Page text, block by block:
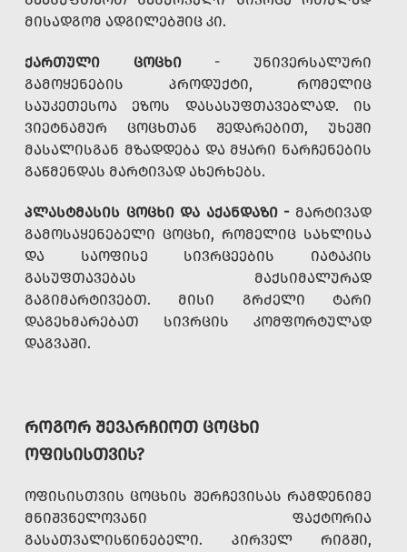
ᲛᲘᲡᲐᲓᲒᲝᲛ ᲐᲓᲒᲘᲚᲔᲑᲨᲘᲪ ᲙᲘ.
ᲥᲐᲠᲗᲣᲚᲘ ᲪᲝᲪᲮᲘ- ᲣᲜᲘᲕᲔᲠᲡᲐᲚᲣᲠᲘ
ᲒᲐᲛᲝᲧᲔᲜᲔᲑᲘᲡ ᲞᲠᲝᲓᲣᲥᲢᲘ, ᲠᲝᲛᲔᲚᲘᲪ
ᲡᲐᲣᲙᲔᲗᲔᲡᲝᲐ ᲔᲖᲝᲡ ᲓᲐᲡᲐᲡᲣᲤᲗᲐᲕᲔᲑᲚᲐᲓ. ᲘᲡ
ᲕᲘᲔᲢᲜᲐᲛᲣᲠ ᲪᲝᲪᲮᲗᲐᲜ ᲨᲔᲓᲐᲠᲔᲑᲘᲗ, ᲣᲮᲔᲨᲘ
ᲛᲐᲡᲐᲚᲘᲡᲒᲐᲜ ᲛᲖᲐᲓᲓᲔᲑᲐ ᲓᲐ ᲛᲧᲐᲠᲘ ᲜᲐᲠᲩᲔᲜᲔᲑᲘᲡ
ᲒᲐᲬᲛᲔᲜᲓᲐᲡ ᲛᲐᲠᲢᲘᲕᲐᲓ ᲐᲮᲔᲠᲮᲔᲑᲡ.
ᲞᲚᲐᲡᲢᲛᲐᲡᲘᲡ ᲪᲝᲪᲮᲘ ᲓᲐ ᲐᲥᲐᲜᲓᲐᲖᲘ - ᲛᲐᲠᲢᲘᲕᲐᲓ
ᲒᲐᲛᲝᲡᲐᲧᲔᲜᲔᲑᲔᲚᲘ ᲪᲝᲪᲮᲘ, ᲠᲝᲛᲔᲚᲘᲪ ᲡᲐᲮᲚᲘᲡᲐ
ᲓᲐ ᲡᲐᲝᲤᲘᲡᲔ ᲡᲘᲕᲠᲪᲔᲔᲑᲘᲡ ᲘᲐᲢᲐᲙᲘᲡ
ᲒᲐᲡᲣᲤᲗᲐᲕᲔᲑᲐᲡ ᲛᲐᲥᲡᲘᲛᲐᲚᲣᲠᲐᲓ
ᲒᲐᲒᲘᲛᲐᲠᲢᲘᲕᲔᲑᲗ. ᲛᲘᲡᲘ ᲒᲠᲫᲔᲚᲘ ᲢᲐᲠᲘ
ᲓᲐᲒᲔᲮᲛᲐᲠᲔᲑᲐᲗ ᲡᲘᲕᲠᲪᲘᲡ ᲙᲝᲛᲤᲝᲠᲢᲣᲚᲐᲓ
ᲓᲐᲒᲕᲐᲨᲘ.
ᲠᲝᲒᲝᲠ ᲨᲔᲕᲐᲠᲩᲘᲝᲗ ᲪᲝᲪᲮᲘ
ᲝᲤᲘᲡᲘᲡᲗᲕᲘᲡ?
ᲝᲤᲘᲡᲘᲡᲗᲕᲘᲡ ᲪᲝᲪᲮᲘᲡ ᲨᲔᲠᲩᲔᲕᲘᲡᲐᲡ ᲠᲐᲛᲓᲔᲜᲘᲛᲔ
ᲛᲜᲘᲨᲕᲜᲔᲚᲝᲕᲐᲜᲘ ᲤᲐᲥᲢᲝᲠᲘᲐ
ᲒᲐᲡᲐᲗᲕᲐᲚᲘᲡᲬᲘᲜᲔᲑᲔᲚᲘ. ᲞᲘᲠᲕᲔᲚ ᲠᲘᲒᲨᲘ,